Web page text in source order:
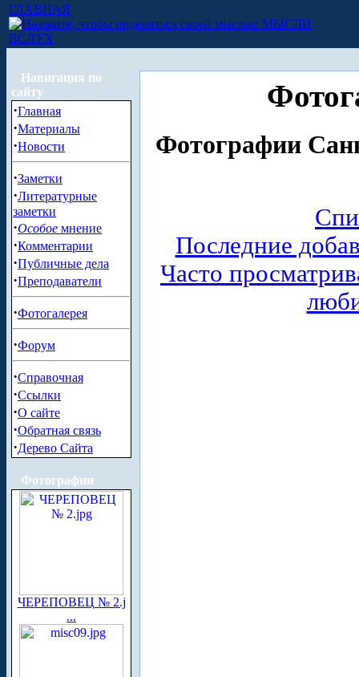
ГЛАВНАЯ
МЫСЛИ
ВСЛУХ
Навигация по
сайту
·Главная
·Материалы
·Новости
·Заметки
·Литературные
заметки
·Особое мнение
·Комментарии
·Публичные дела
·Преподаватели
·Фотогалерея
·Форум
·Справочная
·Ссылки
·О сайте
·Обратная связь
·Дерево Сайта
Фотографии
ЧЕРЕПОВЕЦ № 2.j
...
Фотографии
Последние
Часто